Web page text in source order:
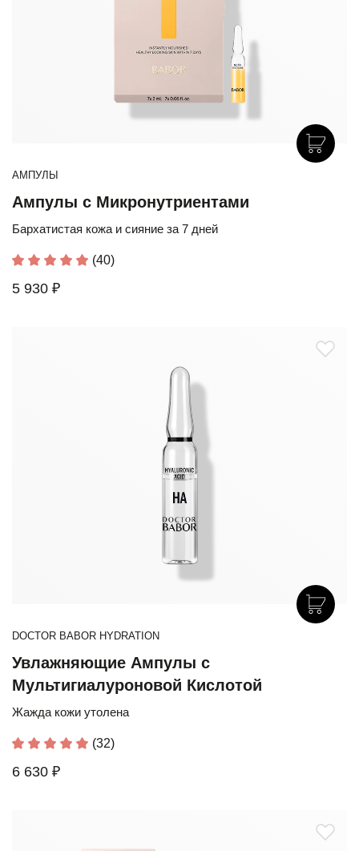
АМПУЛЫ
Ампулы с Микронутриентами
Бархатистая кожа и сияние за 7 дней
(40)
5 930 ₽
DOCTOR BABOR HYDRATION
Увлажняющие Ампулы с
Мультигиалуроновой Кислотой
Жажда кожи утолена
(32)
6 630 ₽